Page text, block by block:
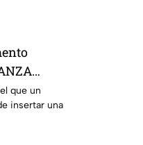
que un
insertar una